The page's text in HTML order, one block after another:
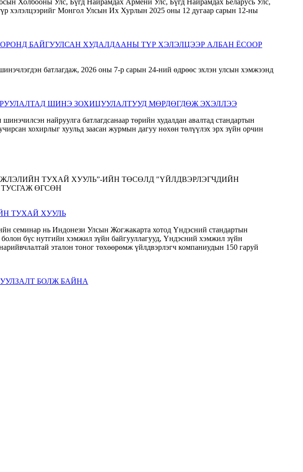
БАЙГУУЛСАН ХУДАЛДААНЫ ТҮР ХЭЛЭЛЦЭЭР АЛБАН ЁСООР
ШИНЭ ЗОХИЦУУЛАЛТУУД МӨРДӨГДӨЖ ЭХЭЛЛЭЭ
ТУХАЙ ХУУЛЬ
БОЛЖ БАЙНА